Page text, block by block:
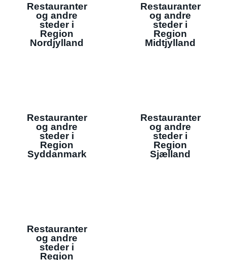
Restauranter
og andre
steder i
Region
Nordjylland
Restauranter
og andre
steder i
Region
Midtjylland
Restauranter
og andre
steder i
Region
Syddanmark
Restauranter
og andre
steder i
Region
Sjælland
Restauranter
og andre
steder i
Region